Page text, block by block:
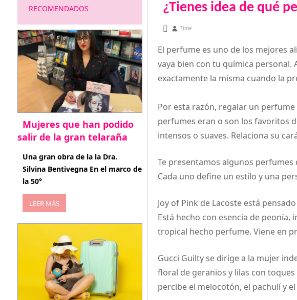
¿Tienes idea de qué
abril 27, 2011
Time
El perfume es uno de los mejores
vaya bien con tu química personal.
exactamente la misma cuando la
Por esta razón, regalar un
perfumes eran o son los favoritos
intensos o suaves. Relaciona su
Te presentamos algunos
Cada uno define un estilo y una
Joy of Pink de Lacoste está
Está hecho con esencia de peonía,
tropical hecho perfume. Viene en
Gucci Guilty se dirige a la mujer
floral de geranios y lilas con
percibe el melocotón, el pachulí y
RECOMENDADOS
Mujeres que han podido
salir de la gran telaraña
abril 29, 2026
Una gran obra de la la Dra.
Silvina Bentivegna En el marco de
la 50°
LEER MÁS